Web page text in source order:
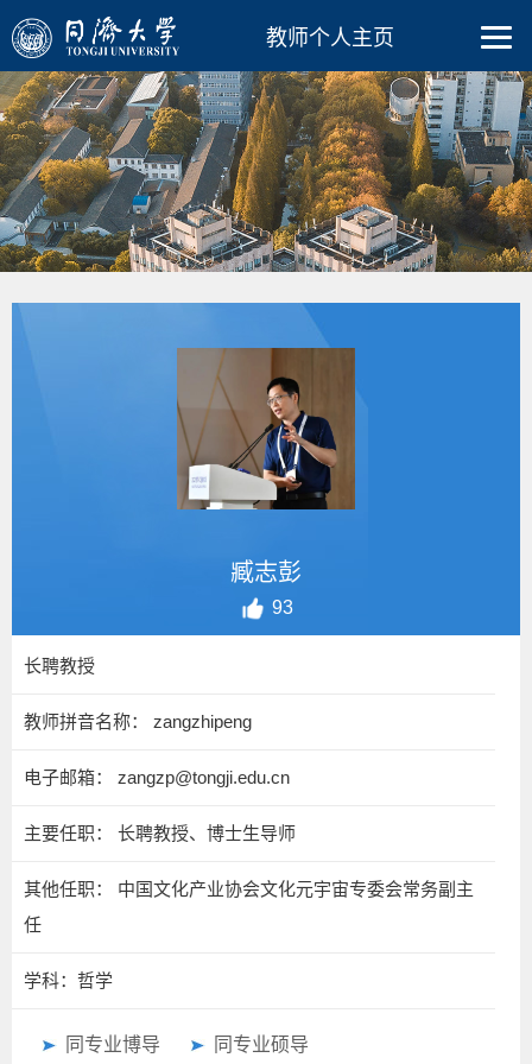
教师个人主页
臧志彭
93
长聘教授
教师拼音名称： zangzhipeng
电子邮箱： zangzp@tongji.edu.cn
主要任职： 长聘教授、博士生导师
其他任职： 中国文化产业协会文化元宇宙专委会常务副主
任
学科：哲学
同专业博导 同专业硕导